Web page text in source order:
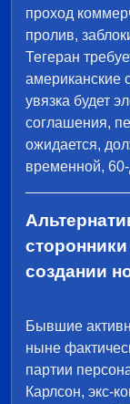
проход
пролив,
Тегеран
американские
увязка будет
соглашения,
ожидается,
временной,
создании
Бывшие
ныне
партии
Карлсон, экс-